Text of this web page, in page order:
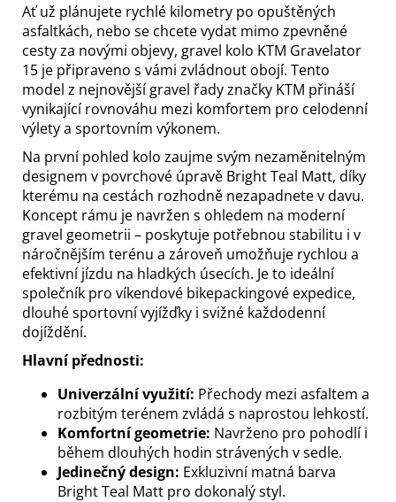
Ať už plánujete rychlé kilometry po opuštěných
asfaltkách, nebo se chcete vydat mimo zpevněné
cesty za novými objevy, gravel kolo KTM Gravelator
15 je připraveno s vámi zvládnout obojí. Tento
model z nejnovější gravel řady značky KTM přináší
vynikající rovnováhu mezi komfortem pro celodenní
výlety a sportovním výkonem.
Na první pohled kolo zaujme svým nezaměnitelným
designem v povrchové úpravě Bright Teal Matt, díky
kterému na cestách rozhodně nezapadnete v davu.
Koncept rámu je navržen s ohledem na moderní
gravel geometrii – poskytuje potřebnou stabilitu i v
náročnějším terénu a zároveň umožňuje rychlou a
efektivní jízdu na hladkých úsecích. Je to ideální
společník pro víkendové bikepackingové expedice,
dlouhé sportovní vyjížďky i svižné každodenní
dojíždění.
Hlavní přednosti:
Univerzální využití: Přechody mezi asfaltem a
rozbitým terénem zvládá s naprostou lehkostí.
Komfortní geometrie: Navrženo pro pohodlí i
během dlouhých hodin strávených v sedle.
Jedinečný design: Exkluzivní matná barva
Bright Teal Matt pro dokonalý styl.